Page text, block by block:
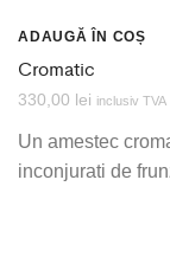
ADAUGĂ ÎN COȘ
Cromatic
330,00 lei inclusiv TVA
Un amestec
inconjurati de